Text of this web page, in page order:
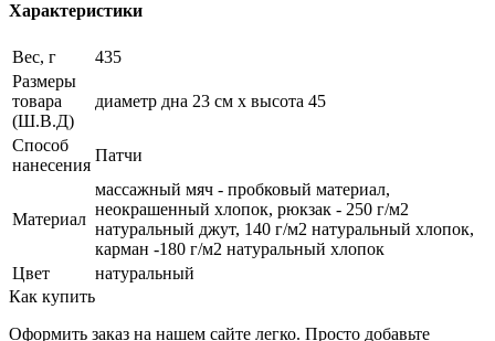
Характеристики
Вес, г
435
Размеры
товара
(Ш.В.Д)
диаметр дна 23 см х высота 45
Способ
нанесения
Патчи
Материал
массажный мяч - пробковый материал,
неокрашенный хлопок, рюкзак - 250 г/м2
натуральный джут, 140 г/м2 натуральный хлопок,
карман -180 г/м2 натуральный хлопок
Цвет
натуральный
Как купить
Оформить заказ на нашем сайте легко. Просто добавьте